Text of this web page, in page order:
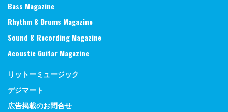
Bass Magazine
Rhythm & Drums Magazine
Sound & Recording Magazine
Acoustic Guitar Magazine
リットーミュージック
デジマート
広告掲載のお問合せ